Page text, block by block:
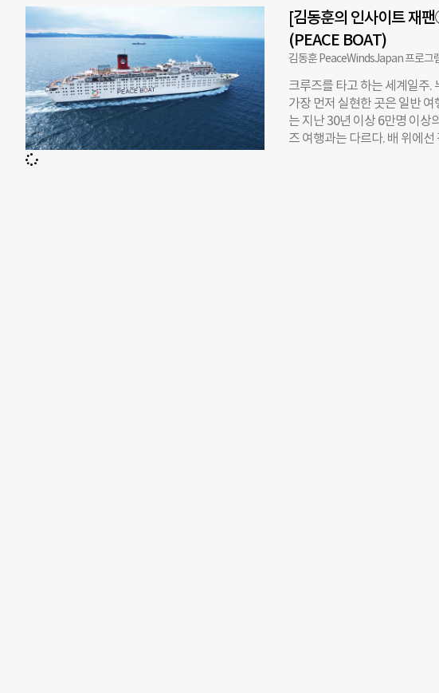
단순했다. 전기가 없는 가정에
사용할 수 있는 랜턴을 보급했
투자를 주도한다. 이런 흐름
르는 아시아 임팩트 자본의 중
로 기후테크 산업이 폭발적으
하고 있었다. 이처럼 아시아
어떤 곳은 민간 자본의 역동성
은 산업·기술 혁신의 힘이 생
때, 아시아는 새로운 자본의
[김동훈의 인사이트 재
(PEACE BOAT)
김동훈 PeaceWindsJapan 프로그
크루즈를 타고 하는 세계일주.
가장 먼저 실현한 곳은 일반
는 지난 30년 이상 6만명 이상
즈 여행과는 다르다. 배 위에